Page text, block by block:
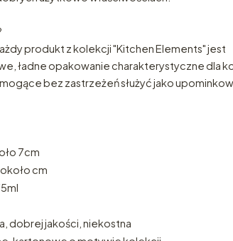
produkt z kolekcji "Kitchen Elements" jest
ładne opakowanie charakterystyczne dla
bez zastrzeżeń służyć jako
7cm
cm
dobrej jakości, niekostna